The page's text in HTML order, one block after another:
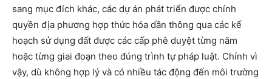
sang mục đích khác, các dự án phát triển được chính
quyền địa phương hợp thức hóa dần thông qua các kế
hoạch sử dụng đất được các cấp phê duyệt từng năm
hoặc từng giai đoạn theo đúng trình tự pháp luật. Chính vì
vậy, dù không hợp lý và có nhiều tác động đến môi trường